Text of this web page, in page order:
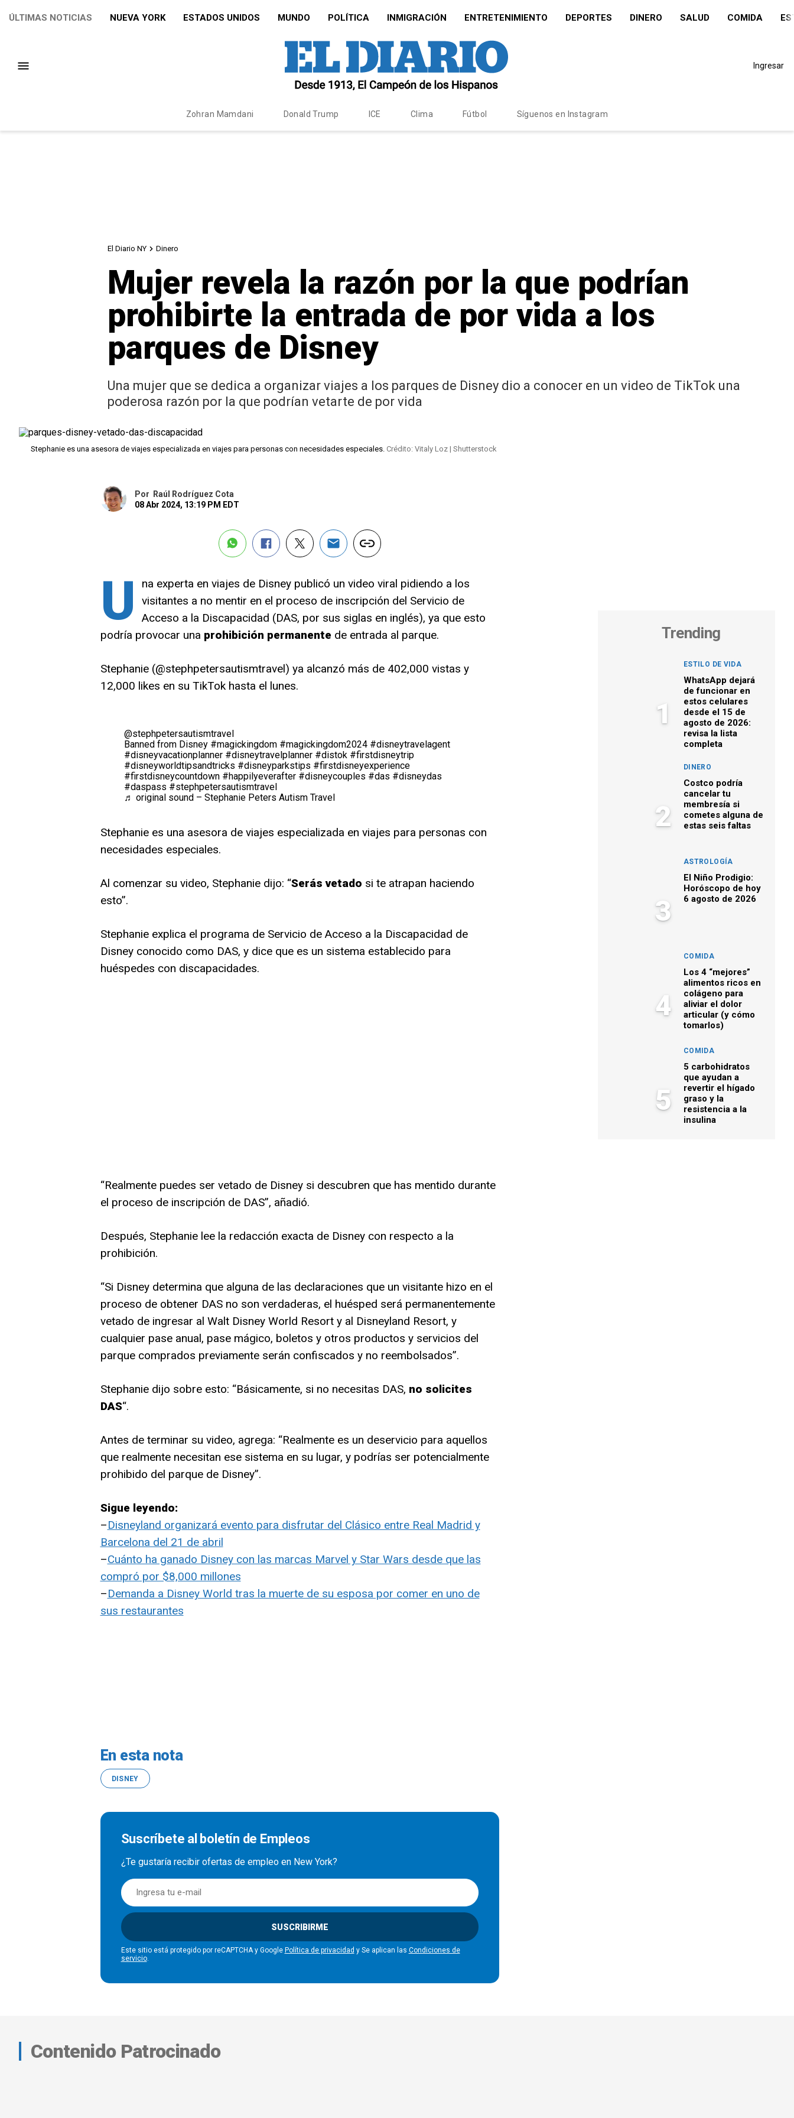
ÚLTIMAS NOTICIAS NUEVA YORK ESTADOS UNIDOS MUNDO POLÍTICA INMIGRACIÓN ENTRETENIMIENTO DEPORTES DINERO SALUD COMIDA
Ingresar
Zohran Mamdani Donald Trump ICE Clima Fútbol Síguenos en Instagram
El Diario NY Dinero
Mujer revela la razón por la que podrían
prohibirte la entrada de por vida a los
parques de Disney
Una mujer que se dedica a organizar viajes a los parques de Disney dio a conocer en un video de TikTok una
poderosa razón por la que podrían vetarte de por vida
Stephanie es una asesora de viajes especializada en viajes para personas con necesidades especiales. Crédito: Vitaly Loz | Shutterstock
Por
Raúl Rodríguez Cota
08 Abr 2024, 13:19 PM EDT
U
na experta en viajes de Disney publicó un video viral pidiendo a los
visitantes a no mentir en el proceso de inscripción del Servicio de
Acceso a la Discapacidad (DAS, por sus siglas en inglés), ya que esto
podría provocar una prohibición permanentede entrada al parque.
Stephanie (@stephpetersautismtravel) ya alcanzó más de 402,000 vistas y
12,000 likes en su TikTok hasta el lunes.
@stephpetersautismtravel
Banned from Disney #magickingdom #magickingdom2024 #disneytravelagent
#disneyvacationplanner #disneytravelplanner #distok #firstdisneytrip
#disneyworldtipsandtricks #disneyparkstips #firstdisneyexperience
#firstdisneycountdown #happilyeverafter #disneycouples #das #disneydas
#daspass #stephpetersautismtravel
♬ original sound – Stephanie Peters Autism Travel
Stephanie es una asesora de viajes especializada en viajes para personas con
necesidades especiales.
Al comenzar su video, Stephanie dijo: “Serás vetado si te atrapan haciendo
esto”.
Stephanie explica el programa de Servicio de Acceso a la Discapacidad de
Disney conocido como DAS, y dice que es un sistema establecido para
huéspedes con discapacidades.
“Realmente puedes ser vetado de Disney si descubren que has mentido durante
el proceso de inscripción de DAS”, añadió.
Después, Stephanie lee la redacción exacta de Disney con respecto a la
prohibición.
“Si Disney determina que alguna de las declaraciones que un visitante hizo en el
proceso de obtener DAS no son verdaderas, el huésped será permanentemente
vetado de ingresar al Walt Disney World Resort y al Disneyland Resort, y
cualquier pase anual, pase mágico, boletos y otros productos y servicios del
parque comprados previamente serán confiscados y no reembolsados”.
Stephanie dijo sobre esto: “Básicamente, si no necesitas DAS, no solicites
DAS“.
Antes de terminar su video, agrega: “Realmente es un deservicio para aquellos
que realmente necesitan ese sistema en su lugar, y podrías ser potencialmente
prohibido del parque de Disney”.
Sigue leyendo:
–Disneyland organizará evento para disfrutar del Clásico entre Real Madrid y
Barcelona del 21 de abril
–Cuánto ha ganado Disney con las marcas Marvel y Star Wars desde que las
compró por $8,000 millones
–Demanda a Disney World tras la muerte de su esposa por comer en uno de
sus restaurantes
En esta nota
DISNEY
Suscríbete al boletín de Empleos
¿Te gustaría recibir ofertas de empleo en New York?
SUSCRIBIRME
Este sitio está protegido por reCAPTCHA y Google Política de privacidad y Se aplican las Condiciones de
servicio.
Trending
1
ESTILO DE VIDA
WhatsApp dejará
de funcionar en
estos celulares
desde el 15 de
agosto de 2026:
revisa la lista
completa
2
DINERO
Costco podría
cancelar tu
membresía si
cometes alguna de
estas seis faltas
3
ASTROLOGÍA
El Niño Prodigio:
Horóscopo de hoy
6 agosto de 2026
4
COMIDA
Los 4 “mejores”
alimentos ricos en
colágeno para
aliviar el dolor
articular (y cómo
tomarlos)
5
COMIDA
5 carbohidratos
que ayudan a
revertir el hígado
graso y la
resistencia a la
insulina
Contenido Patrocinado